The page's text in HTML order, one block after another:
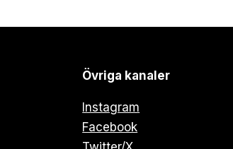
Övriga kanaler
Instagram
Facebook